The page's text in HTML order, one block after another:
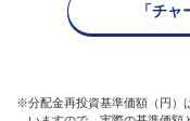
「チ
※分配金再投資基準価額（円）